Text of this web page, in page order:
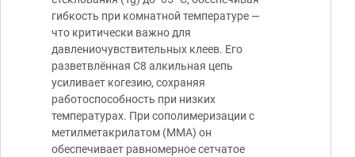
гибкость при комнатной температуре —
что критически важно для
давлениочувствительных клеев. Его
разветвлённая C8 алкильная цепь
усиливает когезию, сохраняя
работоспособность при низких
температурах. При сополимеризации с
метилметакрилатом (MMA) он
обеспечивает равномерное сетчатое